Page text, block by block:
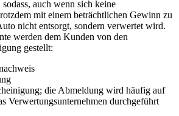
auch wenn sich keine
mit einem beträchtlichen Gewinn zu
nicht entsorgt, sondern verwertet wird.
werden dem Kunden von den
gestellt:
die Abmeldung wird häufig auf
Verwertungsunternehmen durchgeführt